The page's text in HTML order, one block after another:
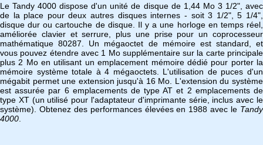
Le Tandy 4000 dispose d'un unité de disque de 1,44 Mo 3 1/2", avec
de la place pour deux autres disques internes - soit 3 1/2", 5 1/4",
disque dur ou cartouche de disque. Il y a une horloge en temps réel,
améliorée clavier et serrure, plus une prise pour un coprocesseur
mathématique 80287. Un mégaoctet de mémoire est standard, et
vous pouvez étendre avec 1 Mo supplémentaire sur la carte principale
plus 2 Mo en utilisant un emplacement mémoire dédié pour porter la
mémoire système totale à 4 mégaoctets. L'utilisation de puces d'un
mégabit permet une extension jusqu'à 16 Mo. L'extension du système
est assurée par 6 emplacements de type AT et 2 emplacements de
type XT (un utilisé pour l'adaptateur d'imprimante série, inclus avec le
système). Obtenez des performances élevées en 1988 avec le Tandy
4000